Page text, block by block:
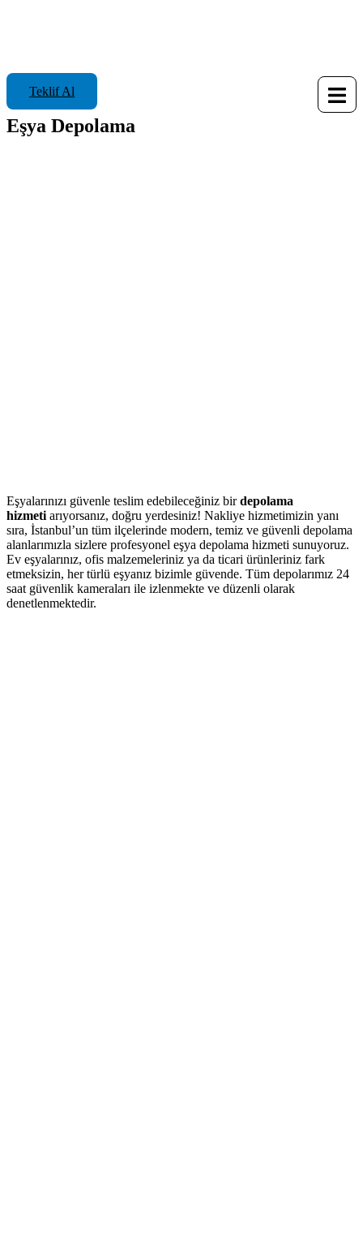
Teklif Al
Eşya Depolama
Eşyalarınızı güvenle teslim edebileceğiniz birdepolama
hizmeti arıyorsanız, doğru yerdesiniz! Nakliye hizmetimizin yanı
sıra, İstanbul’un tüm ilçelerinde modern, temiz ve güvenli depolama
alanlarımızla sizlere profesyonel eşya depolama hizmeti sunuyoruz.
Ev eşyalarınız, ofis malzemeleriniz ya da ticari ürünleriniz fark
etmeksizin, her türlü eşyanız bizimle güvende. Tüm depolarımız 24
saat güvenlik kameraları ile izlenmekte ve düzenli olarak
denetlenmektedir.